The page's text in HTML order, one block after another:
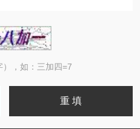
，如：三加四=7